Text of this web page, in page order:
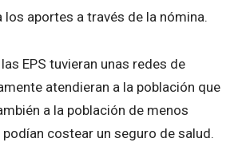
los aportes a través de la nómina.
EPS tuvieran unas redes de
atendieran a la población que
a la población de menos
costear un seguro de salud.